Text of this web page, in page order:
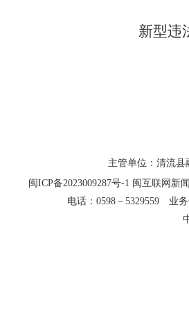
新型违
主管单位：清流县
闽ICP备2023009287号-1 闽互联网新
电话：0598－5329559 业